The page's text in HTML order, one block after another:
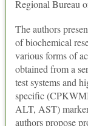
Regional Bureau
The authors
of biochemical
various forms of
obtained from a
test systems and
specific
ALT, AST)
authors propose